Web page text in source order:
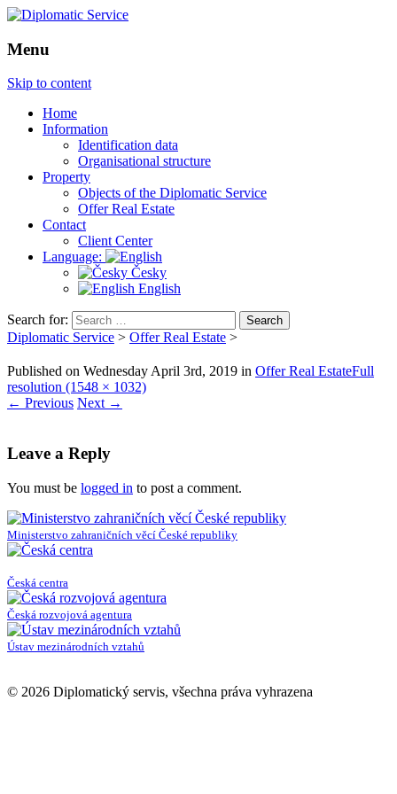
Menu
Skip to content
Home
Information
Identification data
Organisational structure
Property
Objects of the Diplomatic Service
Offer Real Estate
Contact
Client Center
Language:
Česky
English
Search for:
Diplomatic Service > Offer Real Estate >
Published on Wednesday April 3rd, 2019 in Offer Real EstateFull
resolution (1548 × 1032)
← Previous Next →
Leave a Reply
You must be logged in to post a comment.
Ministerstvo zahraničních věcí České republiky
Česká centra
Česká rozvojová agentura
Ústav mezinárodních vztahů
© 2026 Diplomatický servis, všechna práva vyhrazena